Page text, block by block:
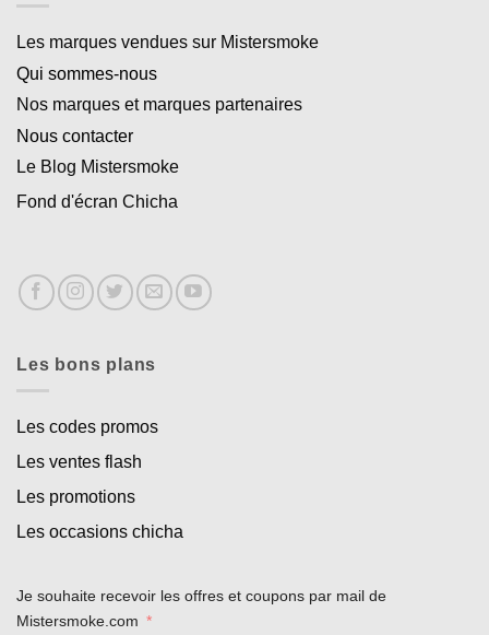
Les marques vendues sur Mistersmoke
Qui sommes-nous
Nos marques et marques partenaires
Nous contacter
Le Blog Mistersmoke
Fond d'écran Chicha
Les bons plans
Les codes promos
Les ventes flash
Les promotions
Les occasions chicha
Je souhaite recevoir les offres et coupons par mail de
Mistersmoke.com